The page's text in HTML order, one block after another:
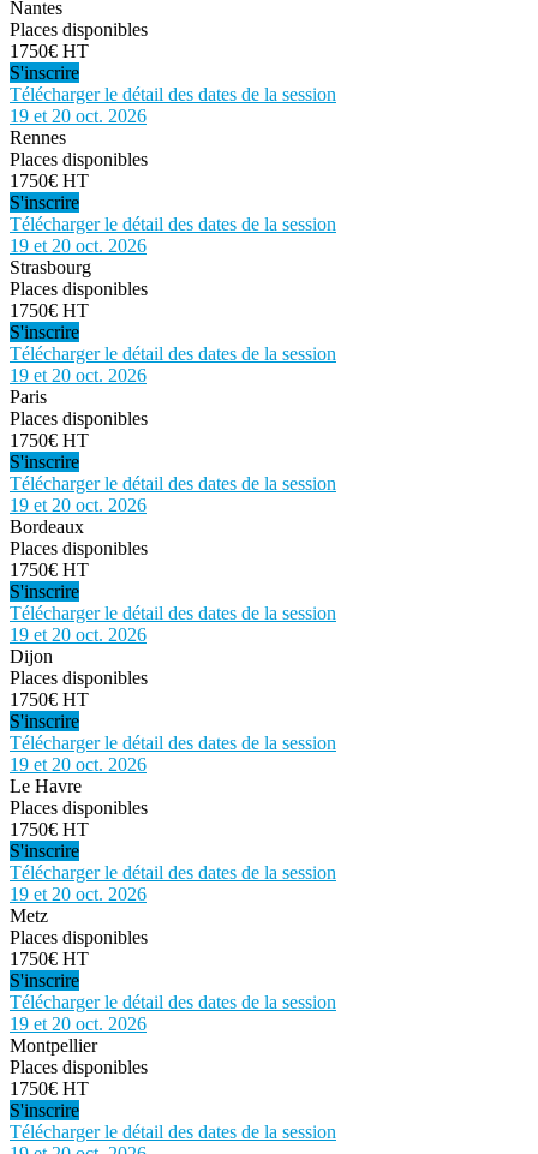
Nantes
Places disponibles
1750€ HT
S'inscrire
Télécharger le détail des dates de la session
19 et 20 oct. 2026
Rennes
Places disponibles
1750€ HT
S'inscrire
Télécharger le détail des dates de la session
19 et 20 oct. 2026
Strasbourg
Places disponibles
1750€ HT
S'inscrire
Télécharger le détail des dates de la session
19 et 20 oct. 2026
Paris
Places disponibles
1750€ HT
S'inscrire
Télécharger le détail des dates de la session
19 et 20 oct. 2026
Bordeaux
Places disponibles
1750€ HT
S'inscrire
Télécharger le détail des dates de la session
19 et 20 oct. 2026
Dijon
Places disponibles
1750€ HT
S'inscrire
Télécharger le détail des dates de la session
19 et 20 oct. 2026
Le Havre
Places disponibles
1750€ HT
S'inscrire
Télécharger le détail des dates de la session
19 et 20 oct. 2026
Metz
Places disponibles
1750€ HT
S'inscrire
Télécharger le détail des dates de la session
19 et 20 oct. 2026
Montpellier
Places disponibles
1750€ HT
S'inscrire
Télécharger le détail des dates de la session